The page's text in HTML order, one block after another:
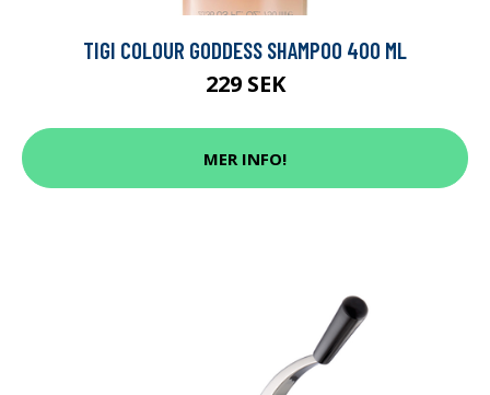
TIGI COLOUR GODDESS SHAMPOO 400 ML
229 SEK
MER INFO!